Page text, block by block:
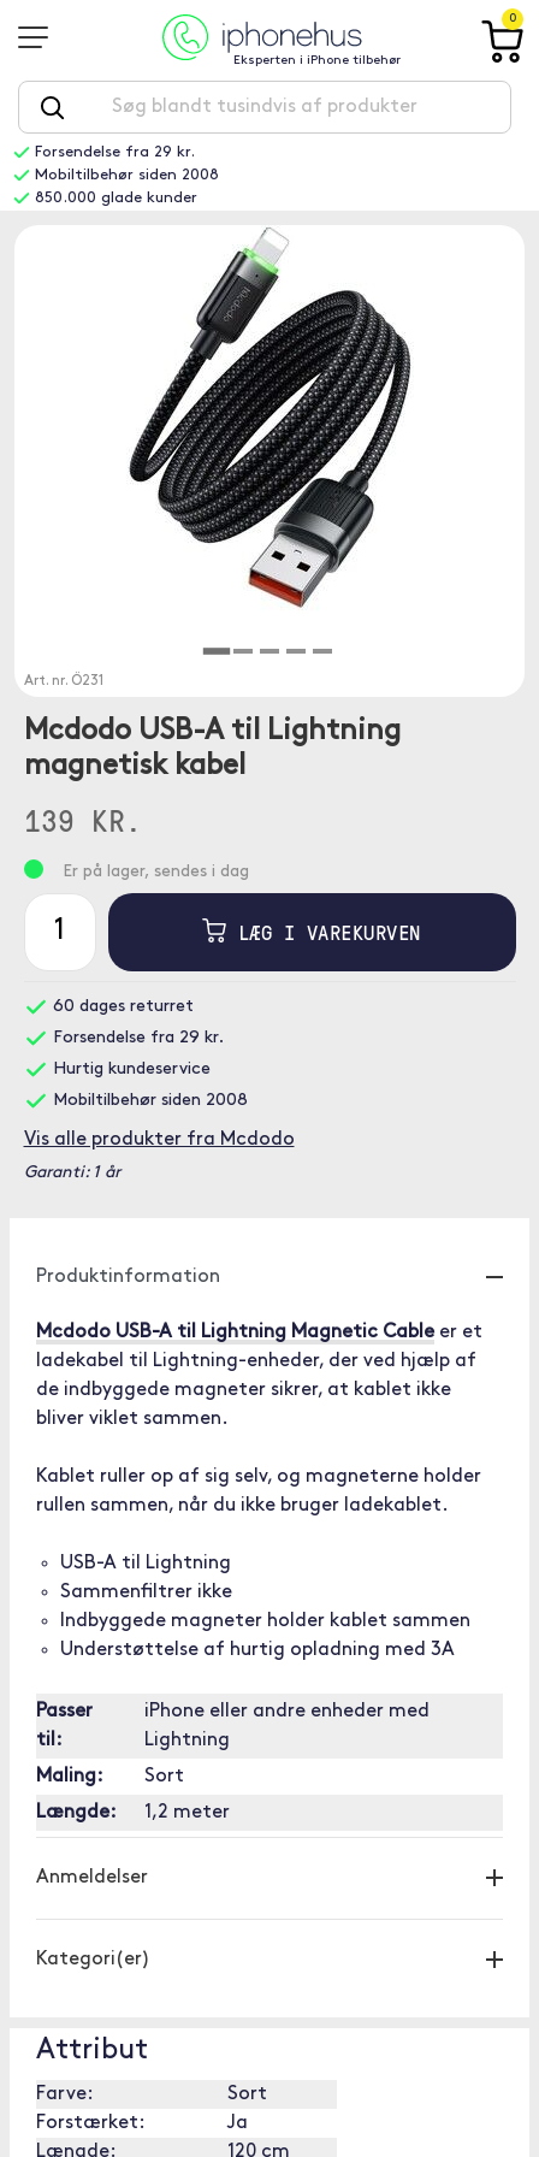
Eksperten i iPhone tilbehør
0
Forsendelse fra 29 kr.
Mobiltilbehør siden 2008
850.000 glade kunder
Art. nr. Ö231
Mcdodo USB-A til Lightning
magnetisk kabel
139 KR.
Er på lager, sendes i dag
LÆG I VAREKURVEN
60 dages returret
Forsendelse fra 29 kr.
Hurtig kundeservice
Mobiltilbehør siden 2008
Vis alle produkter fra Mcdodo
Garanti: 1 år
Produktinformation
Mcdodo USB-A til Lightning Magnetic Cableer et
ladekabel til Lightning-enheder, der ved hjælp af
de indbyggede magneter sikrer, at kablet ikke
bliver viklet sammen.
Kablet ruller op af sig selv, og magneterne holder
rullen sammen, når du ikke bruger ladekablet.
USB-A til Lightning
Sammenfiltrer ikke
Indbyggede magneter holder kablet sammen
Understøttelse af hurtig opladning med 3A
Passer
til:
iPhone eller andre enheder med
Lightning
Maling:
Sort
Længde:
1,2 meter
Anmeldelser
Kategori(er)
Attribut
Farve:
Sort
Forstærket:
Ja
Længde:
120 cm